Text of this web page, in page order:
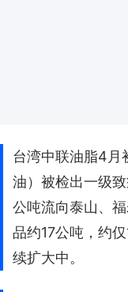
台湾中联油脂4月
油）被检出一级
公吨流向泰山、
品约17公吨，约
续扩大中。